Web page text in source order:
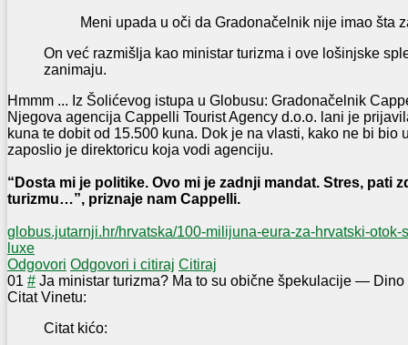
Meni upada u oči da Gradonačelnik nije imao šta
On već razmišlja kao ministar turizma i ove lošinjske
zanimaju.
Hmmm ... Iz Šolićevog istupa u Globusu: Gradonačelnik
Njegova agencija Cappelli Tourist Agency d.o.o. lani je
kuna te dobit od 15.500 kuna. Dok je na vlasti, kako ne bi bio
zaposlio je direktoricu koja vodi agenciju.
“Dosta mi je politike. Ovo mi je zadnji mandat. Stres, pati
turizmu…”, priznaje nam Cappelli.
globus.jutarnji.hr/hrvatska/100-milijuna-eura-za-hrvatski-
luxe
Odgovori Odgovori i citiraj Citiraj
01 # Ja ministar turizma? Ma to su obične špekulacije — Dino
Citat Vinetu:
Citat kićo: